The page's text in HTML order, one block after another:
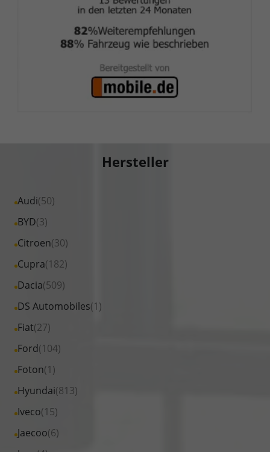
Hersteller
Audi(50)
Alle
Fahrzeuge
Audi
anzeigen
BYD(3)
Alle
Fahrzeuge
BYD
anzeigen
Citroen(30)
Alle
Fahrzeuge
Citroen
anzeigen
Cupra(182)
Alle
Fahrzeuge
Cupra
anzeigen
Dacia(509)
Alle
Fahrzeuge
Dacia
anzeigen
DS Automobiles(1)
Alle
Fahrzeuge
DS
Automobiles
anzeigen
Fiat(27)
Alle
Fahrzeuge
Fiat
anzeigen
Ford(104)
Alle
Fahrzeuge
Ford
anzeigen
Foton(1)
Alle
Fahrzeuge
Foton
anzeigen
Hyundai(813)
Alle
Fahrzeuge
Hyundai
Iveco(15)
Alle
Fahrzeuge
Jaecoo(6)
Alle
Fahrzeuge